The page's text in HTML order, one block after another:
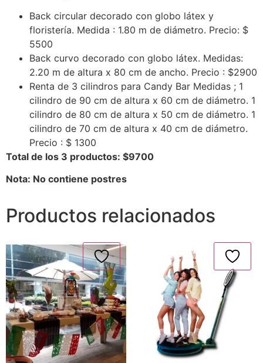
Back circular decorado con globo látex y
floristería. Medida : 1.80 m de diámetro. Precio: $
5500
Back curvo decorado con globo látex. Medidas:
2.20 m de altura x 80 cm de ancho. Precio : $2900
Renta de 3 cilindros para Candy Bar Medidas ; 1
cilindro de 90 cm de altura x 60 cm de diámetro. 1
cilindro de 80 cm de altura x 50 cm de diámetro. 1
cilindro de 70 cm de altura x 40 cm de diámetro.
Precio : $ 1300
Total de los 3 productos: $9700
Nota: No contiene postres
Productos relacionados